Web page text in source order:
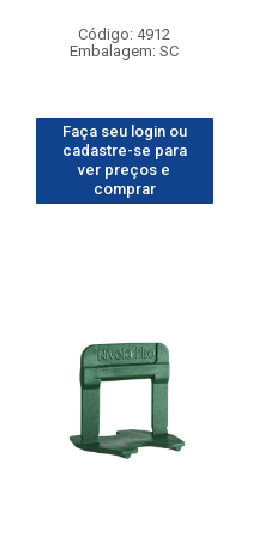
Código: 4912
Embalagem: SC
Faça seu login ou
cadastre-se para
ver preços e
comprar